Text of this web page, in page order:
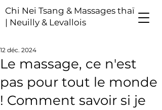
Chi Nei Tsang & Massages thaï
| Neuilly & Levallois
Le massage, ce n'est
pas pour tout le monde
! Comment savoir si je
12 déc. 2024